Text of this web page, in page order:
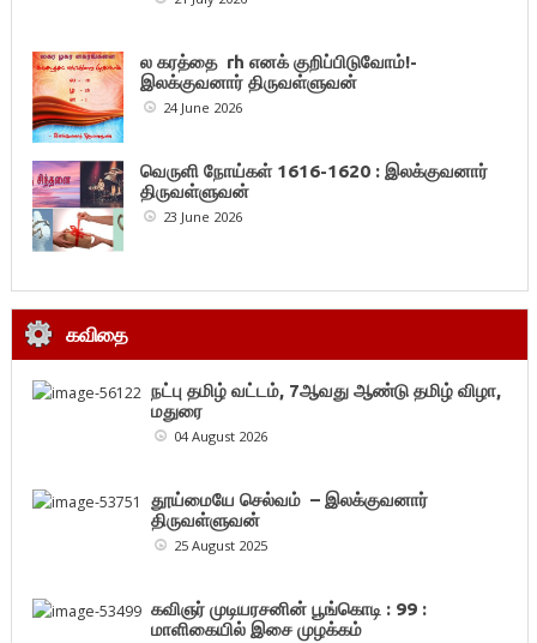
ல கரத்தை rh எனக் குறிப்பிடுவோம்!-
இலக்குவனார் திருவள்ளுவன்
24 June 2026
வெருளி நோய்கள் 1616-1620 : இலக்குவனார்
திருவள்ளுவன்
23 June 2026
கவிதை
நட்பு தமிழ் வட்டம், 7ஆவது ஆண்டு தமிழ் விழா,
மதுரை
04 August 2026
தூய்மையே செல்வம் – இலக்குவனார்
திருவள்ளுவன்
25 August 2025
கவிஞர் முடியரசனின் பூங்கொடி : 99 :
மாளிகையில் இசை முழக்கம்